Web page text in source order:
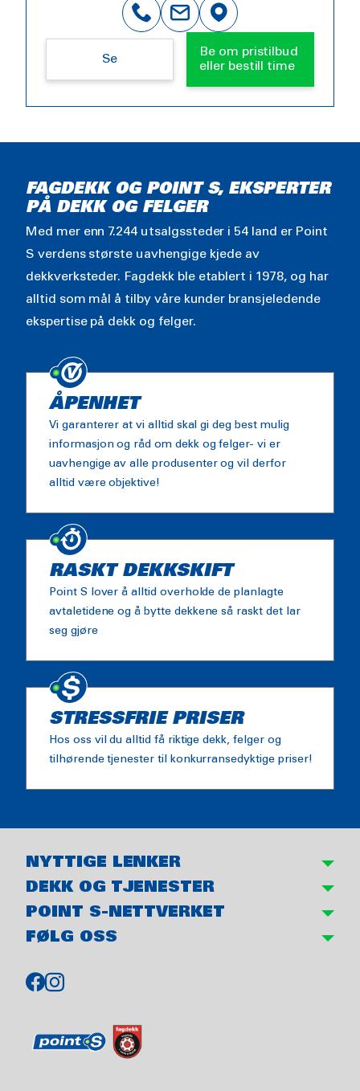
Se
Be om pristilbud
eller bestill time
FAGDEKK OG POINT S, EKSPERTER
PÅ DEKK OG FELGER
Med mer enn 7.244 utsalgssteder i 54 land er Point
S verdens største uavhengige kjede av
dekkverksteder. Fagdekk ble etablert i 1978, og har
alltid som mål å tilby våre kunder bransjeledende
ekspertise på dekk og felger.
ÅPENHET
Vi garanterer at vi alltid skal gi deg best mulig
informasjon og råd om dekk og felger- vi er
uavhengige av alle produsenter og vil derfor
alltid være objektive!
RASKT DEKKSKIFT
Point S lover å alltid overholde de planlagte
avtaletidene og å bytte dekkene så raskt det lar
seg gjøre
STRESSFRIE PRISER
Hos oss vil du alltid få riktige dekk, felger og
tilhørende tjenester til konkurransedyktige priser!
NYTTIGE LENKER
DEKK OG TJENESTER
POINT S-NETTVERKET
FØLG OSS